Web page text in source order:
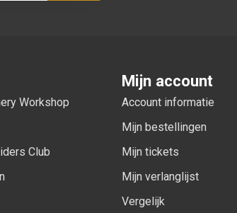
Workshop
Club
Mijn account
Account informatie
Mijn bestellingen
Mijn tickets
Mijn verlanglijst
Vergelijk